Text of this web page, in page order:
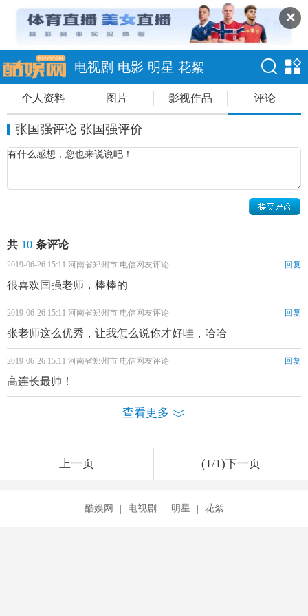
✕
电视剧 电影 明星 花絮
个人资料 图片 影视作品 评论
张国强评论 张国强评价
共 10 条评论
2019-06-26 15:11 河南省郑州市 电信网友评论 回复
很喜欢国强老师，棒棒的
2019-06-26 15:11 河南省郑州市 电信网友评论 回复
张老师这么优秀，让我怎么说你才好哇，哈哈
2019-06-26 15:11 河南省郑州市 电信网友评论 回复
高连长最帅！
查看更多
上一页 (1/1)下一页
酷娱网 | 电视剧 | 明星 | 花絮